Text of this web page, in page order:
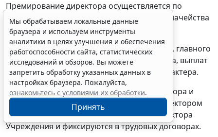
Премирование директора осуществляется по
решению руководителя Федерального казначейства
Российской Федерации.
Заработная плата заместителей директора, главного
бухгалтера состоит из должностного оклада, выплат
компенсационного и стимулирующего характера.
Должностные оклады заместителям директора и
главному бухгалтеру устанавливаются директором
на 10-30% ниже должностного оклада директора
Учреждения и фиксируются в трудовых договорах.
Мы обрабатываем локальные данные
браузера и используем инструменты
аналитики в целях улучшения и обеспечения
работоспособности сайта, статистических
исследований и обзоров. Вы можете
запретить обработку указанных данных в
настройках браузера. Пожалуйста,
ознакомьтесь с условиями их обработки.
Принять